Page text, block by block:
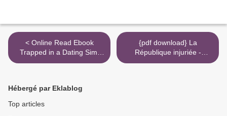
< Online Read Ebook
Trapped in a Dating Sim:
The World of Otome
{pdf download} La
République injuriée -
Histoire des offenses au
Hébergé par Eklablog
Top articles